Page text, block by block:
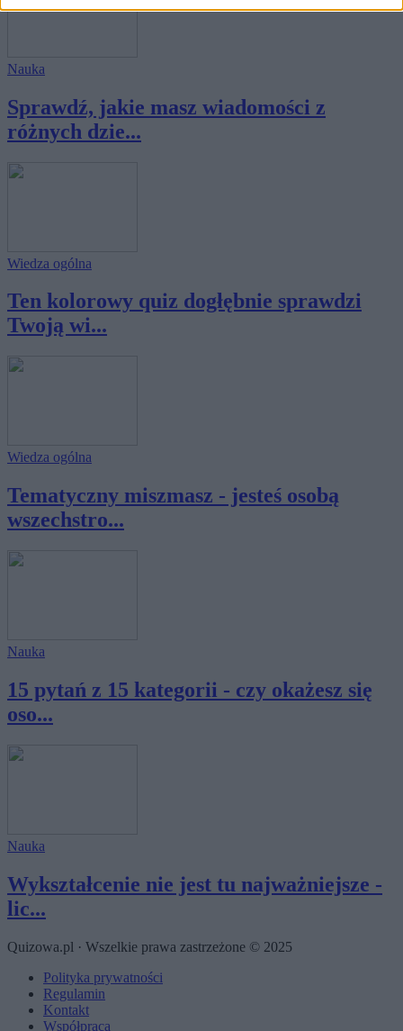
Nauka
Sprawdź, jakie masz wiadomości z
różnych dzie...
Wiedza ogólna
Ten kolorowy quiz dogłębnie sprawdzi
Twoją wi...
Wiedza ogólna
Tematyczny miszmasz - jesteś osobą
wszechstro...
Nauka
15 pytań z 15 kategorii - czy okażesz się
oso...
Nauka
Wykształcenie nie jest tu najważniejsze -
lic...
Quizowa.pl · Wszelkie prawa zastrzeżone © 2025
Polityka prywatności
Regulamin
Kontakt
Współpraca